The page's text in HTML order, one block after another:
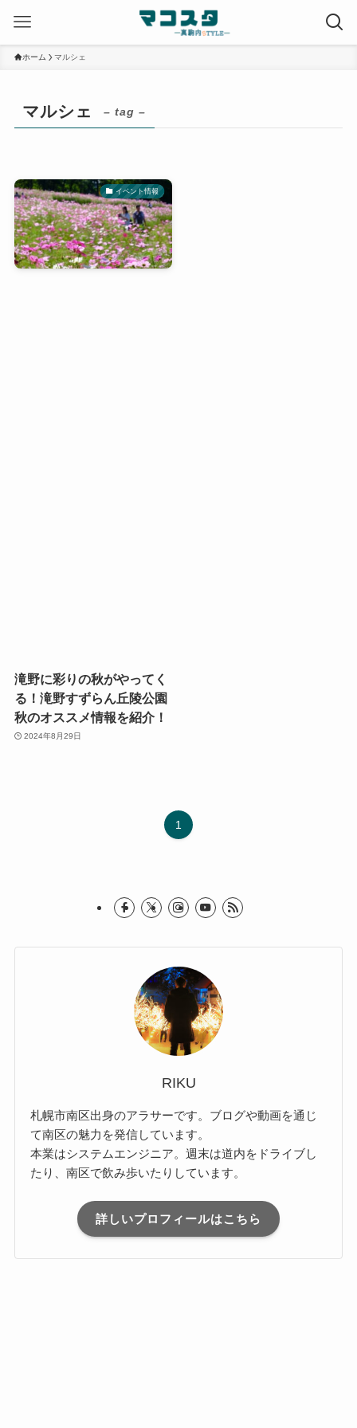
ホーム マルシェ
マルシェ – tag –
イベント情報
滝野に彩りの秋がやってく
る！滝野すずらん丘陵公園
秋のオススメ情報を紹介！
2024年8月29日
1
RIKU
札幌市南区出身のアラサーです。ブログや動画を通じ
て南区の魅力を発信しています。
本業はシステムエンジニア。週末は道内をドライブし
たり、南区で飲み歩いたりしています。
詳しいプロフィールはこちら